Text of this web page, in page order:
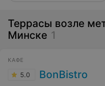
Террасы возле
Минске 1
КАФЕ
5.0 BonBistro